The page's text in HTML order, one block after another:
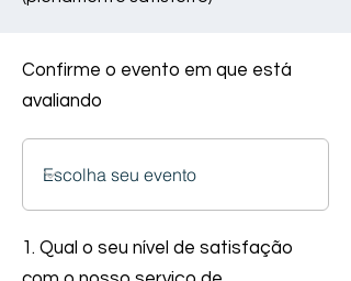
Confirme o evento em que está
avaliando
1. Qual o seu nível de satisfação